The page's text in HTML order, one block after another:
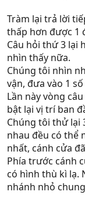
Tràm lại trả lời
thấp hơn được 1
Câu hỏi thứ 3 lại
nhìn thấy nữa.
Chúng tôi nhìn
vận, đưa vào 1
Lần này vòng
bật lại vị trí ban
Chúng tôi thử lại
nhau đều có thể
nhất, cánh cửa
Phía trước cánh
có hình thù kì lạ.
nhánh nhỏ